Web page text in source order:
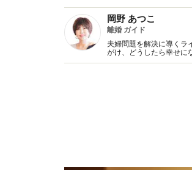
岡野 あつこ
離婚 ガイド
夫婦問題を解決に導くラ
がけ、どうしたら幸せに
多くの人の共感を得てい